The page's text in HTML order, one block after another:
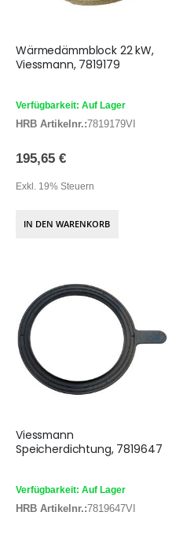
Wärmedämmblock 22 kW,
Viessmann, 7819179
Verfügbarkeit: Auf Lager
HRB Artikelnr.:7819179VI
195,65 €
Exkl. 19% Steuern
IN DEN WARENKORB
Viessmann
Speicherdichtung, 7819647
Verfügbarkeit: Auf Lager
HRB Artikelnr.:7819647VI